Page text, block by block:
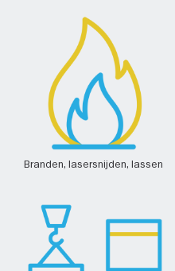
Branden, lasersnijden, lassen